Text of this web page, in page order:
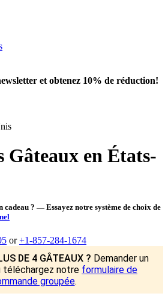
et obtenez 10% de réduction!
Gâteaux en États-
cadeau ? — Essayez notre système de choix de
or+1-857-284-1674
DE 4 GÂTEAUX ? Demander un
téléchargez notre formulaire de
groupée.